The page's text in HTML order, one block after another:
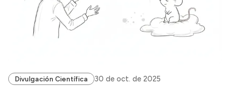
Divulgación Científica 30 de oct. de 2025